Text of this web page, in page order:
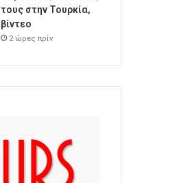
τους στην Τουρκία,
βίντεο
2 ώρες πρίν